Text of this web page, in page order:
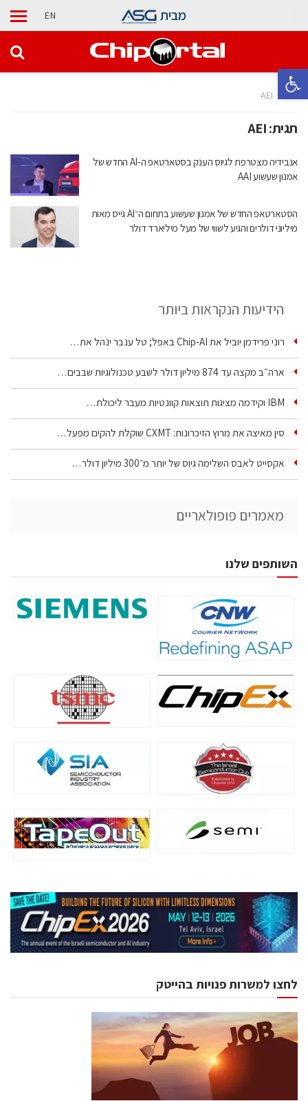
פתח סרגל נגישות
מבית EN
בית AEI
תגית:AEI
אנבידיה מצטרפת לגיוס הענק בסטארטאפ ה-AI החדש של
אמנון שעשוע AAI
הסטארטאפ החדש של אמנון שעשוע בתחום ה־AI גייס מאות
מיליוני דולרים והגיע לשווי של מעל מיליארד דולר
הידיעות הנקראות ביותר
רוני פרידמן יוביל את Chip‑AI באפל; טל ענבר ינהל את…
ארה״ב מקצה עד 874 מיליון דולר לשבע טכנולוגיות שבבים…
IBM וקידמה מציגות תוצאות קוונטיות מעבר ליכולת…
סין מאיצה את מרוץ הזיכרונות: CXMT שוקלת להקים מפעל…
אקסייט לאבס השלימה גיוס של יותר מ־300 מיליון דולר…
מאמרים פופולאריים
השותפים שלנו
לחצו למשרות פנויות בהייטק